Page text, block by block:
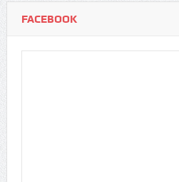
FACEBOOK